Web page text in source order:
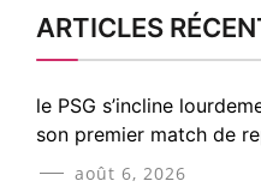
ARTICLES
le PSG s’incline
son premier match de
août 6, 2026